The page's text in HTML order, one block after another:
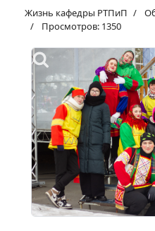
Жизнь кафедры РТПиП
Просмотров: 1350